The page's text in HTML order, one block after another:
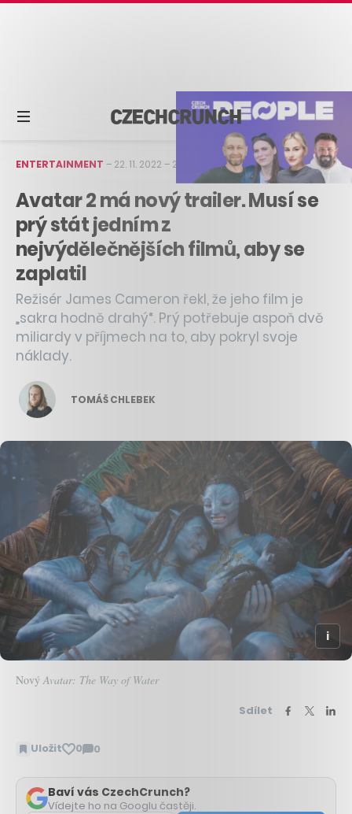
ENTERTAINMENT – 22. 11. 2022 – 2 min čtení
Avatar 2 má nový trailer. Musí se
prý stát jedním z
nejvýdělečnějších filmů, aby se
zaplatil
Režisér James Cameron řekl, že jeho film je
„sakra hodně drahý“. Prý potřebuje aspoň dvě
miliardy v příjmech na to, aby pokryl svoje
náklady.
TOMÁŠ CHLEBEK
NovýAvatar: The Way of Water
Sdílet
Uložit 0 0
Zobrazit
Baví vás CzechCrunch?
Vídejte ho na Googlu častěji.